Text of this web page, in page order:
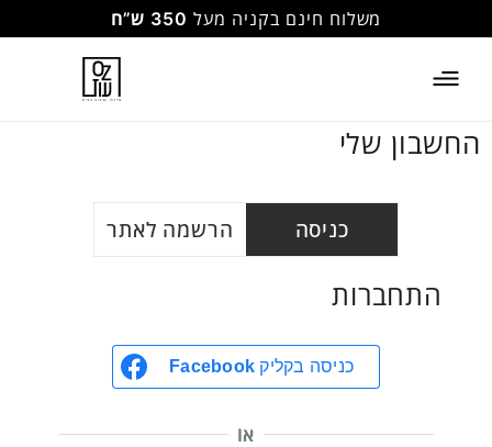
משלוח חינם בקניה מעל 350 ש”ח
החשבון שלי
כניסה הרשמה לאתר
התחברות
כניסה בקליק Facebook
אוֹ